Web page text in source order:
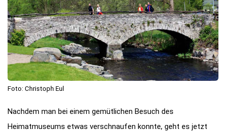
Foto: Christoph Eul
Nachdem man bei einem gemütlichen Besuch des
Heimatmuseums etwas verschnaufen konnte, geht es jetzt